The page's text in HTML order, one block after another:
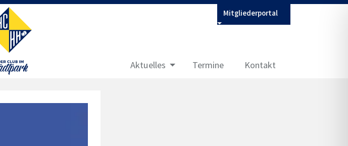
Mitgliederportal
Aktuelles Termine Kontakt